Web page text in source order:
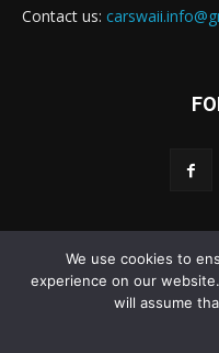
Contact us:
Carswaii © Copyright All right
We use cookies to
experience on our
will assume